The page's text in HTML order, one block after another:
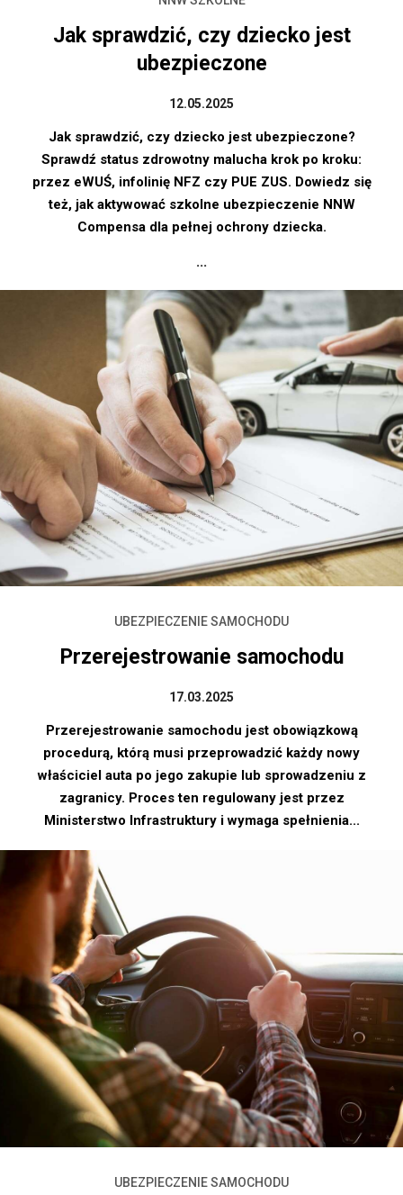
Jak sprawdzić, czy dziecko jest
ubezpieczone
12.05.2025
Jak sprawdzić, czy dziecko jest ubezpieczone?
Sprawdź status zdrowotny malucha krok po kroku:
przez eWUŚ, infolinię NFZ czy PUE ZUS. Dowiedz się
też, jak aktywować szkolne ubezpieczenie NNW
Compensa dla pełnej ochrony dziecka.
...
UBEZPIECZENIE SAMOCHODU
Przerejestrowanie samochodu
17.03.2025
Przerejestrowanie samochodu jest obowiązkową
procedurą, którą musi przeprowadzić każdy nowy
właściciel auta po jego zakupie lub sprowadzeniu z
zagranicy. Proces ten regulowany jest przez
Ministerstwo Infrastruktury i wymaga spełnienia...
UBEZPIECZENIE SAMOCHODU